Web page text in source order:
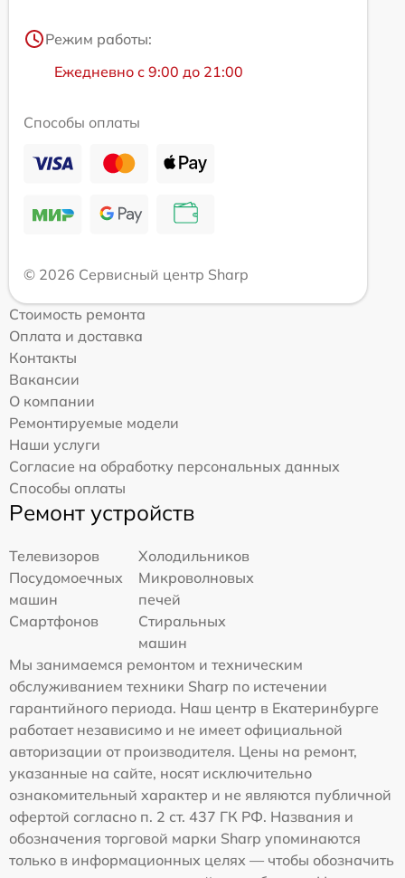
Режим работы:
Ежедневно с 9:00 до 21:00
Способы оплаты
© 2026 Сервисный центр Sharp
Стоимость ремонта
Оплата и доставка
Контакты
Вакансии
О компании
Ремонтируемые модели
Наши услуги
Согласие на обработку персональных данных
Способы оплаты
Ремонт устройств
Телевизоров
Холодильников
Посудомоечных
машин
Микроволновых
печей
Смартфонов
Стиральных
машин
Мы занимаемся ремонтом и техническим
обслуживанием техники Sharp по истечении
гарантийного периода. Наш центр в Екатеринбурге
работает независимо и не имеет официальной
авторизации от производителя. Цены на ремонт,
указанные на сайте, носят исключительно
ознакомительный характер и не являются публичной
офертой согласно п. 2 ст. 437 ГК РФ. Названия и
обозначения торговой марки Sharp упоминаются
только в информационных целях — чтобы обозначить